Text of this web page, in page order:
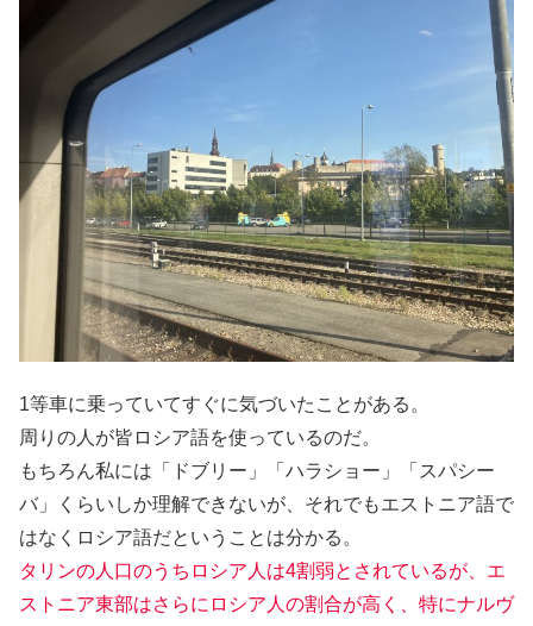
1等車に乗っていてすぐに気づいたことがある。
周りの人が皆ロシア語を使っているのだ。
もちろん私には「ドブリー」「ハラショー」「スパシー
バ」くらいしか理解できないが、それでもエストニア語で
はなくロシア語だということは分かる。
タリンの人口のうちロシア人は4割弱とされているが、エ
ストニア東部はさらにロシア人の割合が高く、特にナルヴ